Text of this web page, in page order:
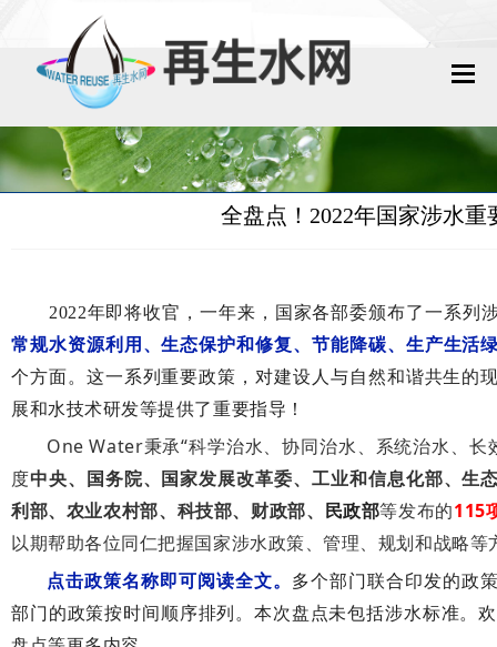
再生水动态
工业废水回用
技术资料
政策法规
学术交流
学术前沿
全盘点！2022年国家涉水重
2022年即将收官，一年来，国家各部委颁布了一系列
常规水资源利用、生态保护和修复、 节能降碳、 生产生活
个方面。这一系列重要政策，对建设人与自然和谐共生的
展和水技术研发等提供了重要指导！
One Water秉承“科学治水、协同治水、系统治水、长
度中央、 国务院、国家发展改革委、 工业和信息化部、生
利部、农业农村部、科技部、财政部、 民政部等发布的115
以期帮助各位同仁把握国家涉水政策、管理、规划和战略等
点击政策名称即可阅读全文。 多个部门联合印发的政
部门的政策按时间顺序排列。本次盘点未包括涉水标准。